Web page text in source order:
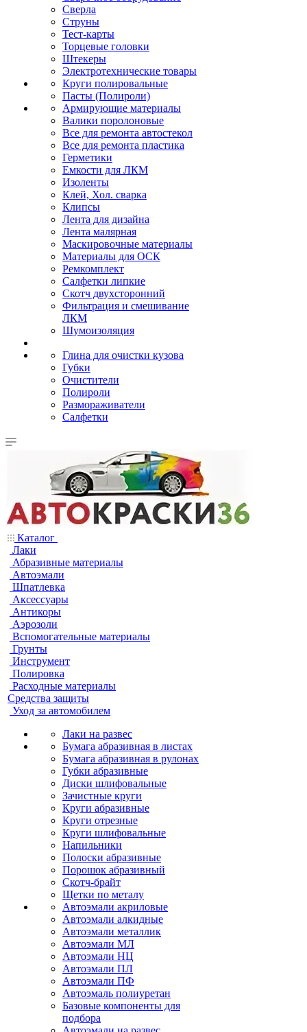
Сверла
Струны
Тест-карты
Торцевые головки
Штекеры
Электротехнические товары
Круги полировальные
Пасты (Полироли)
Армирующие материалы
Валики поролоновые
Все для ремонта автостекол
Все для ремонта пластика
Герметики
Емкости для ЛКМ
Изоленты
Клей, Хол. сварка
Клипсы
Лента для дизайна
Лента малярная
Маскировочные материалы
Материалы для ОСК
Ремкомплект
Салфетки липкие
Скотч двухсторонний
Фильтрация и смешивание
ЛКМ
Шумоизоляция
Глина для очистки кузова
Губки
Очистители
Полироли
Размораживатели
Салфетки
Каталог
Лаки
Абразивные материалы
Автоэмали
Шпатлевка
Аксессуары
Антикоры
Аэрозоли
Вспомогательные материалы
Грунты
Инструмент
Полировка
Расходные материалы
Средства защиты
Уход за автомобилем
Лаки на развес
Бумага абразивная в листах
Бумага абразивная в рулонах
Губки абразивные
Диски шлифовальные
Зачистные круги
Круги абразивные
Круги отрезные
Круги шлифовальные
Напильники
Полоски абразивные
Порошок абразивный
Скотч-брайт
Щетки по металу
Автоэмали акриловые
Автоэмали алкидные
Автоэмали металлик
Автоэмали МЛ
Автоэмали НЦ
Автоэмали ПЛ
Автоэмали ПФ
Автоэмаль полиуретан
Базовые компоненты для
подбора